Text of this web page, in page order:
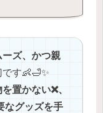
ズ、かつ親
す👶🛁✨
置かない❌、
なグッズを手